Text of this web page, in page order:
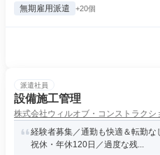
無期雇用派遣 +20個
派遣社員
設備施工管理
株式会社ウィルオブ・コンストラクシ
経験者募集／通勤も快適＆転勤
祝休・年休120日／過度な残...